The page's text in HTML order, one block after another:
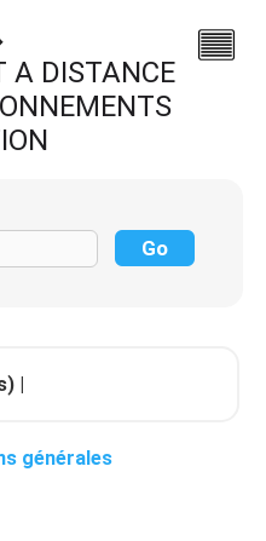
Formations
Download
Liens
A DISTANCE
|
générales